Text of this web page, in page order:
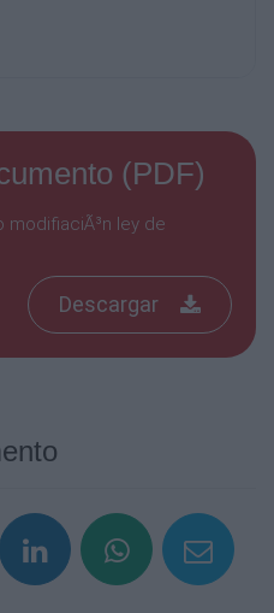
(PDF)
ley de
Descargar